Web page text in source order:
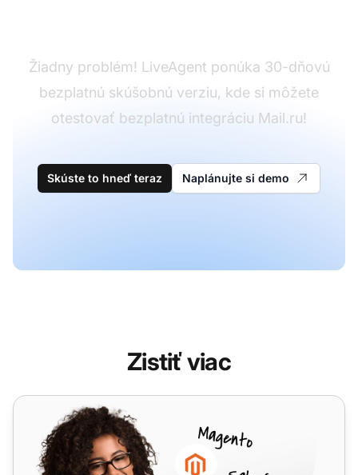
Žiadny problém! LiveAgent ponúka 30-dňovú
bezplatnú skúšobnú verziu, kde si môžete
otestovať bezplatnú integráciu Mail.ru!
Skúste to hneď teraz Naplánujte si demo
Zistiť viac
MailEnable